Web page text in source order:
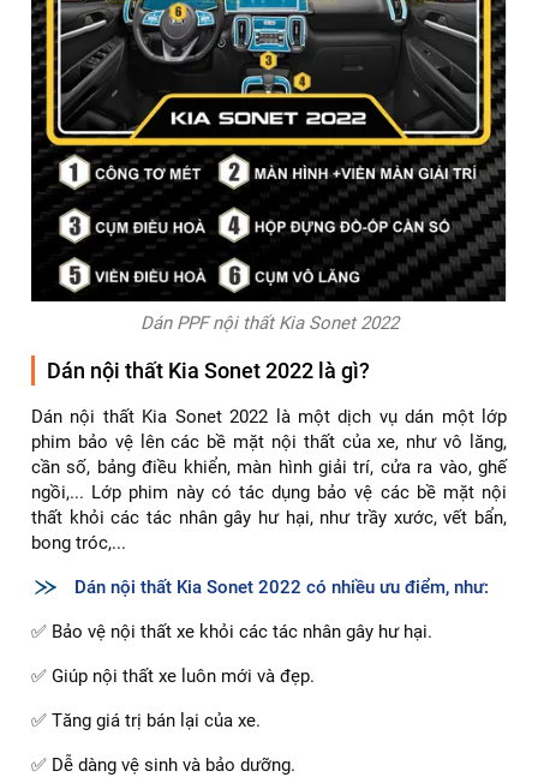
Dán PPF nội thất Kia Sonet 2022
Dán nội thất Kia Sonet 2022 là gì?
Dán nội thất Kia Sonet 2022 là một dịch vụ dán một lớp
phim bảo vệ lên các bề mặt nội thất của xe, như vô lăng,
cần số, bảng điều khiển, màn hình giải trí, cửa ra vào, ghế
ngồi,... Lớp phim này có tác dụng bảo vệ các bề mặt nội
thất khỏi các tác nhân gây hư hại, như trầy xước, vết bẩn,
bong tróc,...
Dán nội thất Kia Sonet 2022 có nhiều ưu điểm, như:
✅ Bảo vệ nội thất xe khỏi các tác nhân gây hư hại.
✅ Giúp nội thất xe luôn mới và đẹp.
✅ Tăng giá trị bán lại của xe.
✅ Dễ dàng vệ sinh và bảo dưỡng.